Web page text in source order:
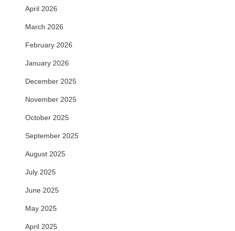
April 2026
March 2026
February 2026
January 2026
December 2025
November 2025
October 2025
September 2025
August 2025
July 2025
June 2025
May 2025
April 2025